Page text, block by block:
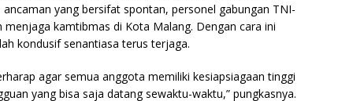
yang bersifat spontan, personel gabungan TNI-
kamtibmas di Kota Malang. Dengan cara ini
kondusif senantiasa terus terjaga.
agar semua anggota memiliki kesiapsiagaan tinggi
yang bisa saja datang sewaktu-waktu,” pungkasnya.